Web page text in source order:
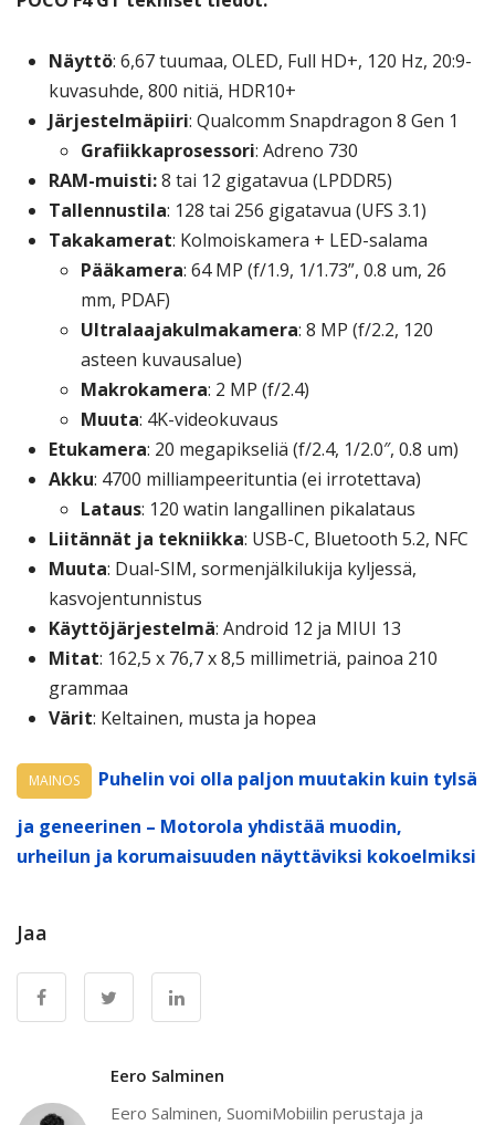
Näyttö: 6,67 tuumaa, OLED, Full HD+, 120 Hz, 20:9-
kuvasuhde, 800 nitiä, HDR10+
Järjestelmäpiiri: Qualcomm Snapdragon 8 Gen 1
Grafiikkaprosessori: Adreno 730
RAM-muisti:8 tai 12 gigatavua (LPDDR5)
Tallennustila: 128 tai 256 gigatavua (UFS 3.1)
Takakamerat: Kolmoiskamera + LED-salama
Pääkamera: 64 MP (f/1.9, 1/1.73”, 0.8 um, 26
mm, PDAF)
Ultralaajakulmakamera: 8 MP (f/2.2, 120
asteen kuvausalue)
Makrokamera: 2 MP (f/2.4)
Muuta: 4K-videokuvaus
Etukamera: 20 megapikseliä (f/2.4, 1/2.0″, 0.8 um)
Akku: 4700 milliampeerituntia (ei irrotettava)
Lataus: 120 watin langallinen pikalataus
Liitännät ja tekniikka: USB-C, Bluetooth 5.2, NFC
Muuta: Dual-SIM, sormenjälkilukija kyljessä,
kasvojentunnistus
Käyttöjärjestelmä: Android 12 ja MIUI 13
Mitat: 162,5 x 76,7 x 8,5 millimetriä, painoa 210
grammaa
Värit: Keltainen, musta ja hopea
MAINOS
Puhelin voi olla paljon muutakin kuin tylsä
ja geneerinen – Motorola yhdistää muodin,
urheilun ja korumaisuuden näyttäviksi kokoelmiksi
Jaa
Eero Salminen
Eero Salminen, SuomiMobiilin perustaja ja